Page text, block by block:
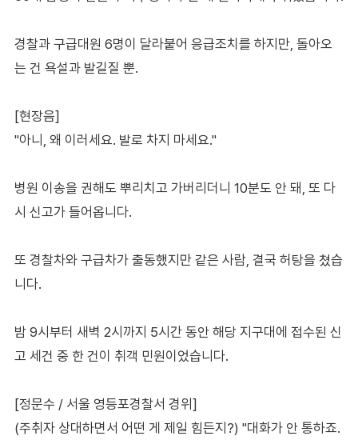
경찰과 구급대원 6명이 달라붙어 응급조치를 하지만, 돌아오
는 건 욕설과 발길질 뿐.
[현장음]
"아니, 왜 이러세요. 발로 차지 마세요."
병원 이송을 권해도 뿌리치고 가버리더니 10분도 안 돼, 또 다
시 신고가 들어옵니다.
또 경찰차와 구급차가 출동했지만 같은 사람, 결국 허탕을 쳤습
니다.
밤 9시부터 새벽 2시까지 5시간 동안 해당 지구대에 접수된 신
고 세건 중 한 건이 취객 민원이었습니다.
[정문수 / 서울 영등포경찰서 경위]
(주취자 상대하면서 어떤 게 제일 힘든지?) "대화가 안 통하죠.